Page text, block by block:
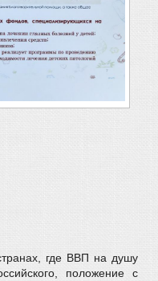
где ВВП на душу
положение с